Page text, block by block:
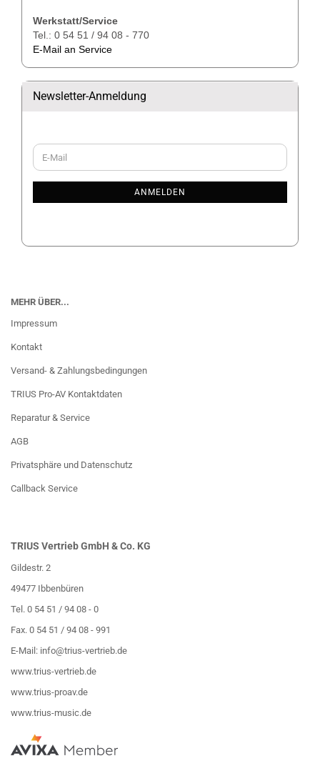
Werkstatt/Service
Tel.: 0 54 51 / 94 08 - 770
E-Mail an Service
Newsletter-Anmeldung
WEITER
ZUR
E-
Mail
ANMELDEN
MEHR ÜBER...
Impressum
Kontakt
Versand- & Zahlungsbedingungen
TRIUS Pro-AV Kontaktdaten
Reparatur & Service
AGB
Privatsphäre und Datenschutz
Callback Service
TRIUS Vertrieb GmbH & Co. KG
Gildestr. 2
49477 Ibbenbüren
Tel. 0 54 51 / 94 08 - 0
Fax. 0 54 51 / 94 08 - 991
E-Mail: info@trius-vertrieb.de
www.trius-vertrieb.de
www.trius-proav.de
www.trius-music.de